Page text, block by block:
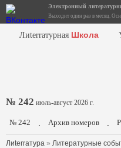
Электронный
Выходит один раз в месяц.
Лиterraтурная Школа
№ 242 июль-август 2026 г.
№ 242 . Архив номеров .
Лиterraтура » Литературные